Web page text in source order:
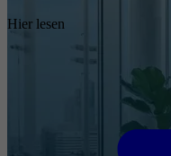
Hier lesen